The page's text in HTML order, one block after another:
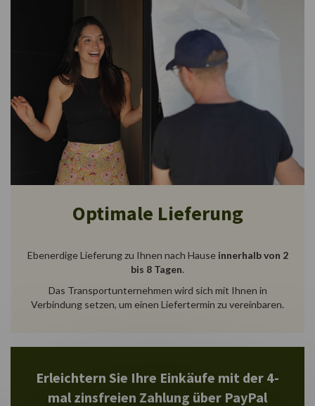
Optimale Lieferung
Ebenerdige Lieferung zu Ihnen nach Hause innerhalb von 2
bis 8 Tagen.
Das Transportunternehmen wird sich mit Ihnen in
Verbindung setzen, um einen Liefertermin zu vereinbaren.
Erleichtern Sie Ihre Einkäufe mit der 4-
mal zinsfreien Zahlung über PayPal